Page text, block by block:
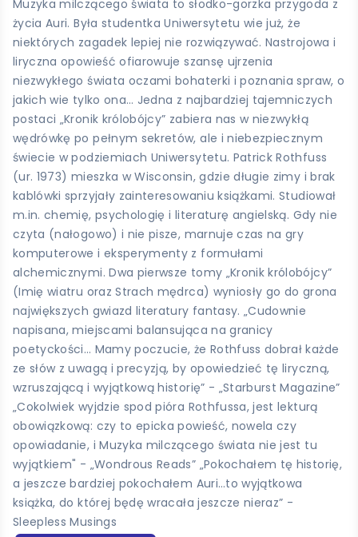
Muzyka milczącego świata to słodko-gorzka przygoda z
życia Auri. Była studentka Uniwersytetu wie już, że
niektórych zagadek lepiej nie rozwiązywać. Nastrojowa i
liryczna opowieść ofiarowuje szansę ujrzenia
niezwykłego świata oczami bohaterki i poznania spraw, o
jakich wie tylko ona… Jedna z najbardziej tajemniczych
postaci „Kronik królobójcy” zabiera nas w niezwykłą
wędrówkę po pełnym sekretów, ale i niebezpiecznym
świecie w podziemiach Uniwersytetu. Patrick Rothfuss
(ur. 1973) mieszka w Wisconsin, gdzie długie zimy i brak
kablówki sprzyjały zainteresowaniu książkami. Studiował
m.in. chemię, psychologię i literaturę angielską. Gdy nie
czyta (nałogowo) i nie pisze, marnuje czas na gry
komputerowe i eksperymenty z formułami
alchemicznymi. Dwa pierwsze tomy „Kronik królobójcy”
(Imię wiatru oraz Strach mędrca) wyniosły go do grona
największych gwiazd literatury fantasy. „Cudownie
napisana, miejscami balansująca na granicy
poetyckości… Mamy poczucie, że Rothfuss dobrał każde
ze słów z uwagą i precyzją, by opowiedzieć tę liryczną,
wzruszającą i wyjątkową historię” - „Starburst Magazine”
„Cokolwiek wyjdzie spod pióra Rothfussa, jest lekturą
obowiązkową: czy to epicka powieść, nowela czy
opowiadanie, i Muzyka milczącego świata nie jest tu
wyjątkiem" - „Wondrous Reads” „Pokochałem tę historię,
a jeszcze bardziej pokochałem Auri…to wyjątkowa
książka, do której będę wracała jeszcze nieraz” -
Sleepless Musings